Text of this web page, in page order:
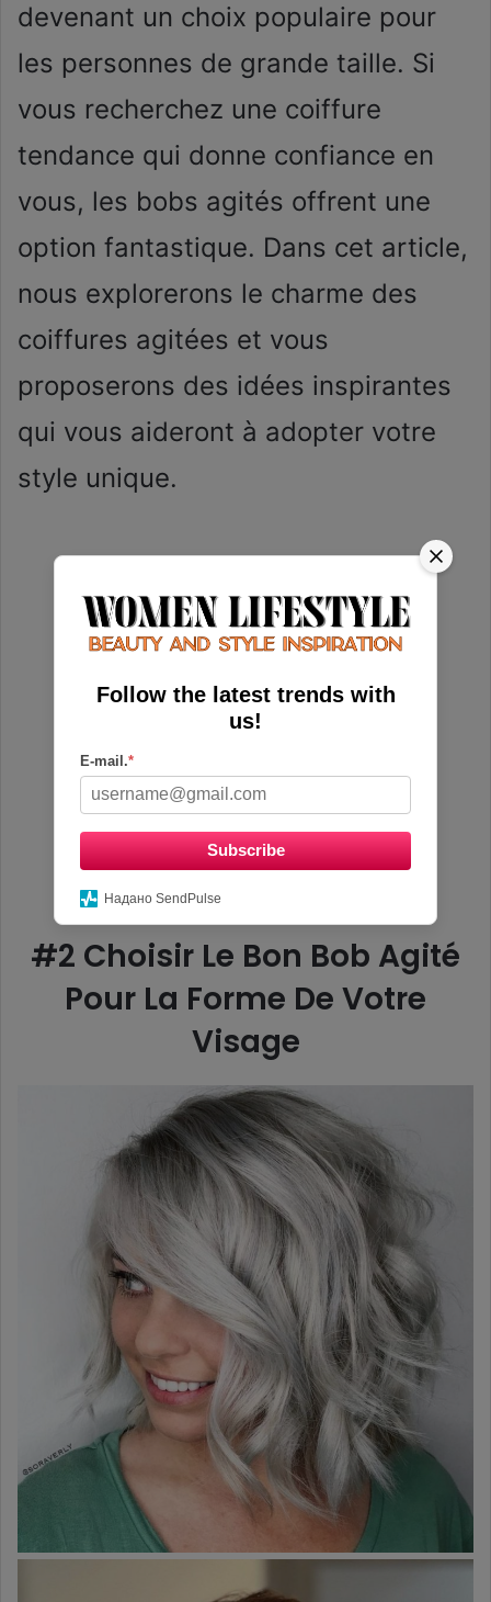
devenant un choix populaire pour
les personnes de grande taille. Si
vous recherchez une coiffure
tendance qui donne confiance en
vous, les bobs agités offrent une
option fantastique. Dans cet article,
nous explorerons le charme des
coiffures agitées et vous
proposerons des idées inspirantes
qui vous aideront à adopter votre
style unique.
#2 Choisir Le Bon Bob Agité
Pour La Forme De Votre
Visage
Follow the latest trends with
us!
E-mail.*
Subscribe
Надано SendPulse